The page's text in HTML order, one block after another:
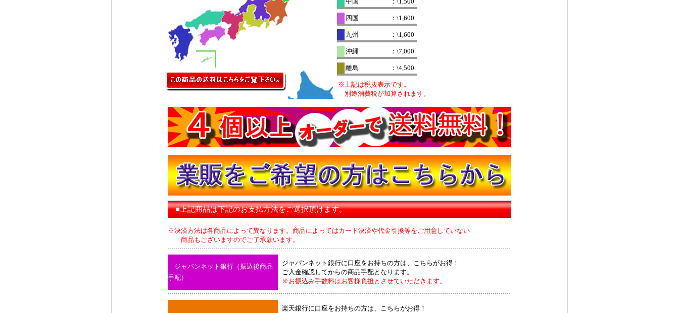
四国 ：\1,600
九州 ：\1,600
沖縄 ：\7,000
離島 ：\4,500
※上記は税抜表示です。
別途消費税が加算されます。
■上記商品は下記のお支払方法をご選択頂けます。
※決済方法は各商品によって異なります。商品によってはカード決済や代金引換等をご用意していない
商品もございますのでご了承願います。
ジャパンネット銀行（振込後商品
手配）
ジャパンネット銀行に口座をお持ちの方は、こちらがお得！
ご入金確認してからの商品手配となります。
※お振込み手数料はお客様負担とさせていただきます。
楽天銀行に口座をお持ちの方は、こちらがお得！